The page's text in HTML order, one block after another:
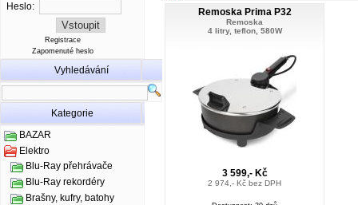
Heslo:
Registrace
Zapomenuté heslo
Vyhledávání
Kategorie
BAZAR
Elektro
Blu-Ray přehrávače
Blu-Ray rekordéry
Brašny, kufry, batohy
Remoska Prima P32
Remoska
4 litry, teflon, 580W
3 599,- Kč
2 974,- Kč bez DPH